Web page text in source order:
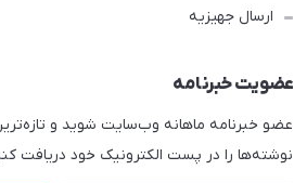
ارسال جهیزیه
عضویت خبرنامه
عضو خبرنامه ماهانه وب‌سایت شوید و
نوشته‌ها را در پست الکترونیک خود دریافت